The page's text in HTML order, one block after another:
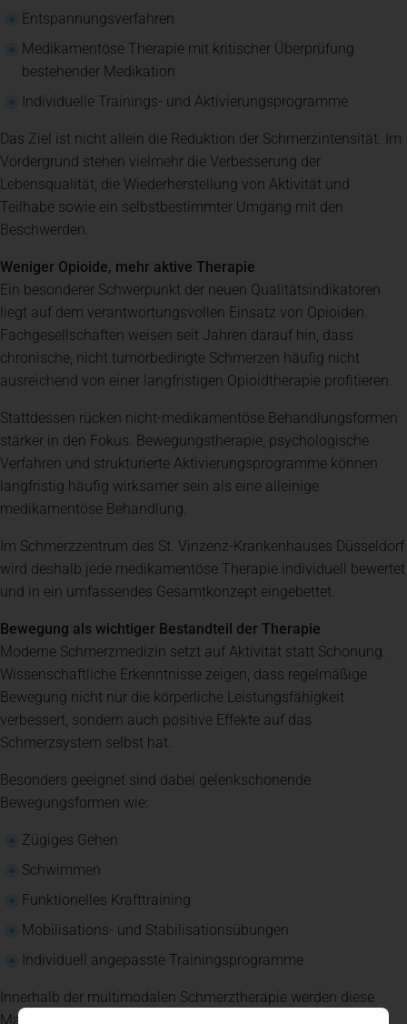
Entspannungsverfahren
Medikamentöse Therapie mit kritischer Überprüfung
bestehender Medikation
Individuelle Trainings- und Aktivierungsprogramme
Das Ziel ist nicht allein die Reduktion der Schmerzintensität. Im
Vordergrund stehen vielmehr die Verbesserung der
Lebensqualität, die Wiederherstellung von Aktivität und
Teilhabe sowie ein selbstbestimmter Umgang mit den
Beschwerden.
Weniger Opioide, mehr aktive Therapie
Ein besonderer Schwerpunkt der neuen Qualitätsindikatoren
liegt auf dem verantwortungsvollen Einsatz von Opioiden.
Fachgesellschaften weisen seit Jahren darauf hin, dass
chronische, nicht tumorbedingte Schmerzen häufig nicht
ausreichend von einer langfristigen Opioidtherapie profitieren.
Stattdessen rücken nicht-medikamentöse Behandlungsformen
stärker in den Fokus. Bewegungstherapie, psychologische
Verfahren und strukturierte Aktivierungsprogramme können
langfristig häufig wirksamer sein als eine alleinige
medikamentöse Behandlung.
Im Schmerzzentrum des St. Vinzenz-Krankenhauses Düsseldorf
wird deshalb jede medikamentöse Therapie individuell bewertet
und in ein umfassendes Gesamtkonzept eingebettet.
Bewegung als wichtiger Bestandteil der Therapie
Moderne Schmerzmedizin setzt auf Aktivität statt Schonung.
Wissenschaftliche Erkenntnisse zeigen, dass regelmäßige
Bewegung nicht nur die körperliche Leistungsfähigkeit
verbessert, sondern auch positive Effekte auf das
Schmerzsystem selbst hat.
Besonders geeignet sind dabei gelenkschonende
Bewegungsformen wie:
Zügiges Gehen
Schwimmen
Funktionelles Krafttraining
Mobilisations- und Stabilisationsübungen
Individuell angepasste Trainingsprogramme
Innerhalb der multimodalen Schmerztherapie werden diese
Maßnahmen gezielt eingesetzt und an die persönlichen